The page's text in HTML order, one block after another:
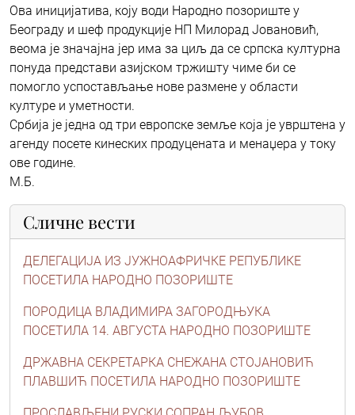
Ова иницијатива, коју води Народно позориште у
Београду и шеф продукције НП Милорад Јовановић,
веома је значајна јер има за циљ да се српска културна
понуда представи азијском тржишту чиме би се
помогло успостављање нове размене у области
културе и уметности.
Србија је једна од три европске земље која је уврштена у
агенду посете кинеских продуцената и менаџера у току
ове године.
М.Б.
Сличне вести
ДЕЛЕГАЦИЈА ИЗ ЈУЖНОАФРИЧКЕ РЕПУБЛИКЕ
ПОСЕТИЛА НАРОДНО ПОЗОРИШТЕ
ПОРОДИЦА ВЛАДИМИРА ЗАГОРОДЊУКА
ПОСЕТИЛА 14. АВГУСТА НАРОДНО ПОЗОРИШТЕ
ДРЖАВНА СЕКРЕТАРКА СНЕЖАНА СТОЈАНОВИЋ
ПЛАВШИЋ ПОСЕТИЛА НАРОДНО ПОЗОРИШТЕ